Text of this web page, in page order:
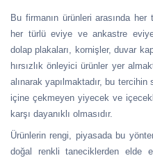
Bu firmanın ürünleri arasında
her türlü eviye ve ankastre
dolap plakaları, kornişler, duvar
hırsızlık önleyici ürünler yer
alınarak yapılmaktadır, bu
içine çekmeyen yiyecek ve
karşı dayanıklı olmasıdır.
Ürünlerin rengi, piyasada bu
doğal renkli taneciklerden elde